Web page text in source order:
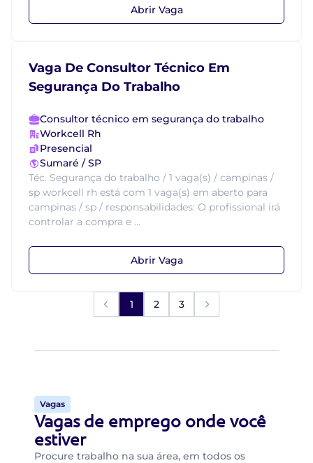
Abrir Vaga
Vaga De Consultor Técnico Em
Segurança Do Trabalho
Consultor técnico em segurança do trabalho
Workcell Rh
Presencial
Sumaré / SP
Téc. Segurança do trabalho / 1 vaga(s) / campinas /
sp workcell rh está com 1 vaga(s) em aberto para
campinas / sp / responsabilidades: O profissional irá
controlar a compra e ...
Abrir Vaga
1 2 3
Vagas
Vagas de emprego onde você
estiver
Procure trabalho na sua área, em todos os